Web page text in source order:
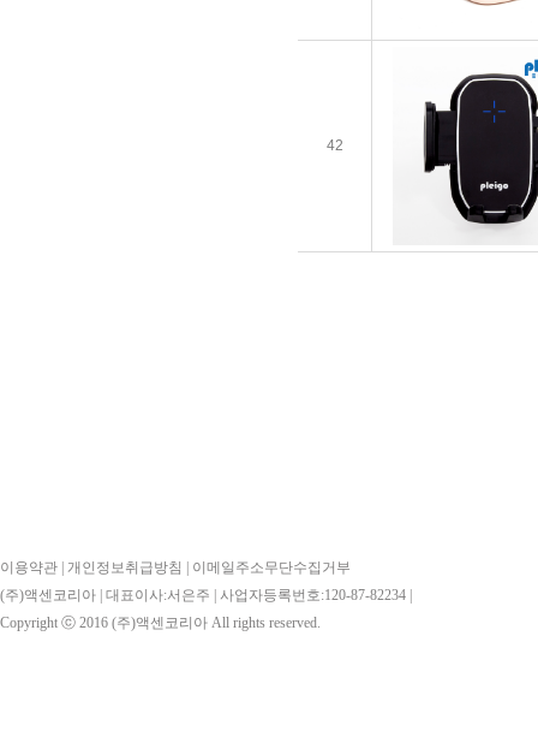
42
이용약관 개인정보취급방침
이메일주소무단수집거부
(주)액센코리아 | 대표이사:서은주 | 사업자등록번호:120-87-82234 |
Copyright ⓒ 2016 (주)액센코리아 All rights reserved.